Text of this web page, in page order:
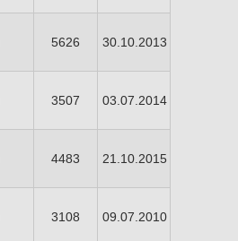
5626 30.10.2013
3507 03.07.2014
4483 21.10.2015
3108 09.07.2010